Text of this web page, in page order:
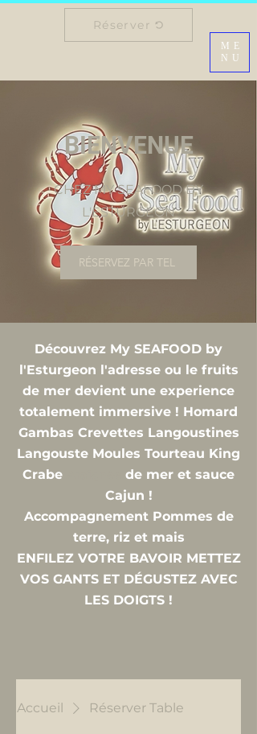
Réserver
ME
NU
BIENVENUE
CHEZ MY SEAFOOD BY
L'ESTURGEON
RÉSERVEZ PAR TEL
Découvrez My SEAFOOD by
l'Esturgeon l'adresse ou le fruits
de mer devient une experience
totalement immersive ! Homard
Gambas Crevettes Langoustines
Langouste Moules Tourteau King
Crabe
de mer et sauce
Cajun !
AccompagnementPommes de
terre, riz et mais
ENFILEZ VOTRE BAVOIR METTEZ
VOS GANTS ET DÉGUSTEZ AVEC
LES DOIGTS !
Accueil Réserver Table